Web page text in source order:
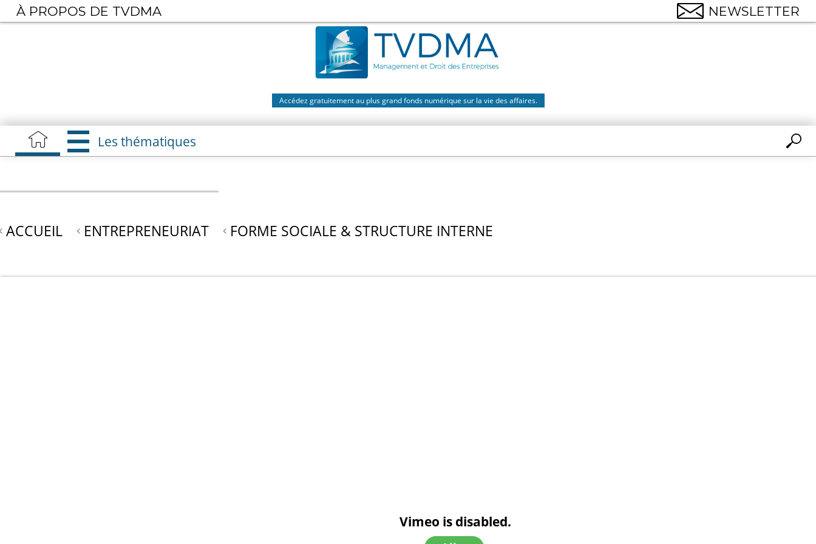
Aller
au
Accédez gratuitement au plus grand fonds numérique sur la vie des affaires.
Les thématiques
ACCUEIL ENTREPRENEURIAT FORME SOCIALE & STRUCTURE INTERNE
Vimeo is disabled.
À PROPOS DE TVDMA NEWSLETTER